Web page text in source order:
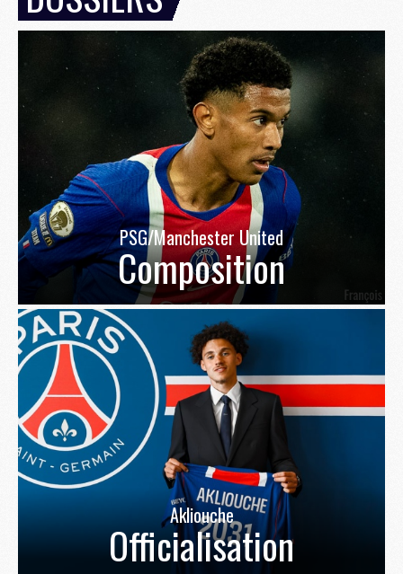
PSG/Manchester United
Composition
Akliouche
Officialisation